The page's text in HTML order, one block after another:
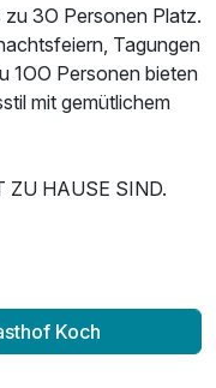
3O Personen Platz.
Tagungen
1OO Personen bieten
mit gemütlichem
ZU HAUSE SIND.
Koch